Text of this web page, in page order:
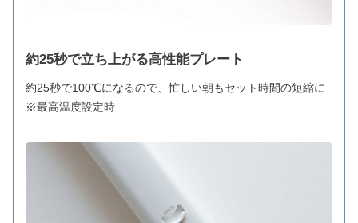
約25秒で立ち上がる高性能プレート
約25秒で100℃になるので、忙しい朝もセット時間の短縮に
※最高温度設定時